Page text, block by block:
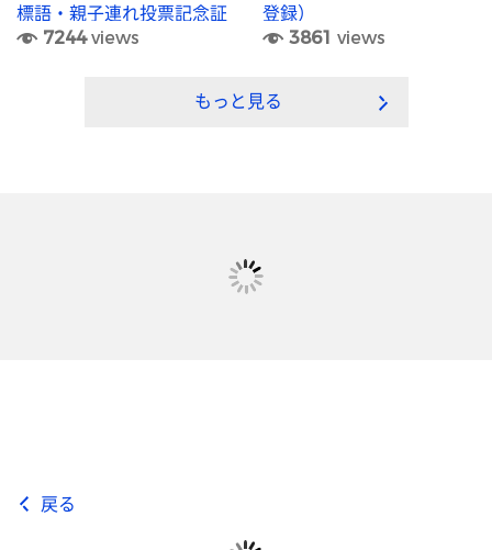
標語・親子連れ投票記念証
デザイン作品の募集
7244views
登録）
3861 views
もっと見る
戻る